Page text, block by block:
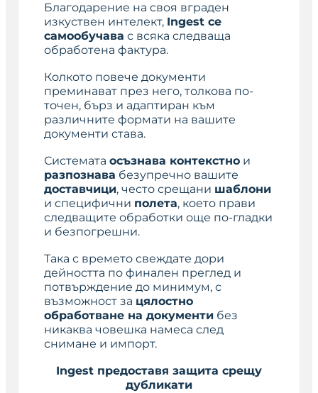
Благодарение на своя вграден
изкуствен интелект, Ingest се
самообучава с всяка следваща
обработена фактура.
Колкото повече документи
преминават през него, толкова по-
точен, бърз и адаптиран към
различните формати на вашите
документи става.
Системата осъзнава контекстно и
разпознава безупречно вашите
доставчици, често срещани шаблони
и специфични полета, което прави
следващите обработки още по-гладки
и безпогрешни.
Така с времето свеждате дори
дейността по финален преглед и
потвърждение до минимум, с
възможност за цялостно
обработване на документи без
никаква човешка намеса след
снимане и импорт.
Ingest предоставя защита срещу
дубликати